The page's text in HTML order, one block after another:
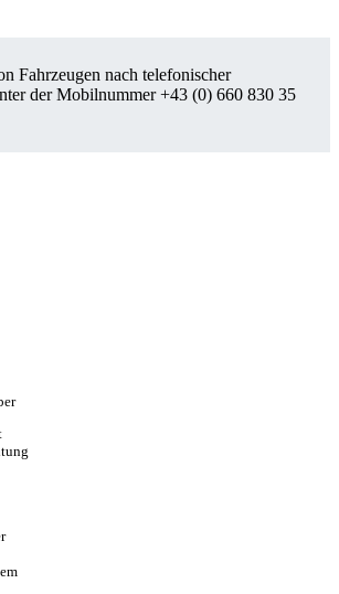
Fahrzeugen nach telefonischer
der Mobilnummer +43 (0) 660 830 35